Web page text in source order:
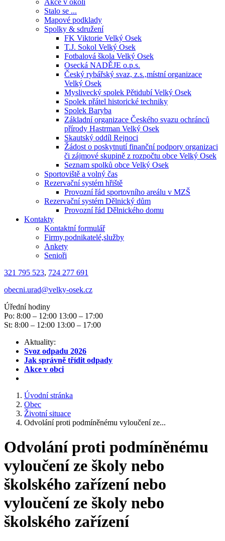
Akce v okolí
Stalo se ...
Mapové podklady
Spolky & sdružení
FK Viktorie Velký Osek
T.J. Sokol Velký Osek
Fotbalová škola Velký Osek
Osecká NADĚJE o.p.s.
Český rybářský svaz, z.s.,místní organizace
Velký Osek
Myslivecký spolek Pětidubí Velký Osek
Spolek přátel historické techniky
Spolek Baryba
Základní organizace Českého svazu ochránců
přírody Hastrman Velký Osek
Skautský oddíl Rejnoci
Žádost o poskytnutí finanční podpory organizaci
či zájmové skupině z rozpočtu obce Velký Osek
Seznam spolků obce Velký Osek
Sportoviště a volný čas
Rezervační systém hřiště
Provozní řád sportovního areálu v MZŠ
Rezervační systém Dělnický dům
Provozní řád Dělnického domu
Kontakty
Kontaktní formulář
Firmy,podnikatelé,služby
Ankety
Senioři
321 795 523, 724 277 691
obecni.urad@velky-osek.cz
Úřední hodiny
Po: 8:00 – 12:00 13:00 – 17:00
St: 8:00 – 12:00 13:00 – 17:00
Aktuality:
Svoz odpadu 2026
Jak správně třídit odpady
Akce v obci
Úvodní stránka
Obec
Životní situace
Odvolání proti podmíněnému vyloučení ze...
Odvolání proti podmíněnému
vyloučení ze školy nebo
školského zařízení nebo
vyloučení ze školy nebo
školského zařízení